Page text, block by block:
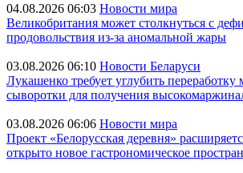
04.08.2026 06:03 Новости мира
Великобритания может столкнуться с
продовольствия из-за аномальной жары
03.08.2026 06:10 Новости Беларуси
Лукашенко требует углубить переработку
сыворотки для получения
03.08.2026 06:06 Новости мира
Проект «Белорусская деревня»
открыто новое гастрономическое